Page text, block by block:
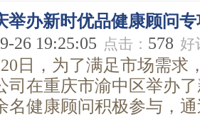
举办新时优品健康顾问
26 19:25:05 点击： 578 好
，为了满足市场需求
司在重庆市渝中区举办
名健康顾问积极参与，